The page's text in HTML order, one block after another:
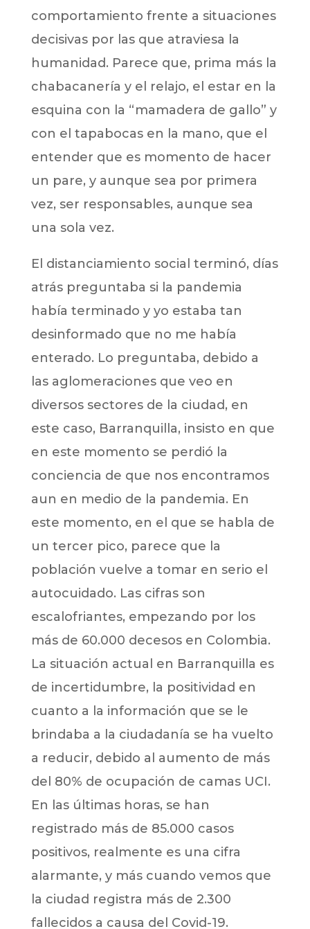
comportamiento frente a situaciones
decisivas por las que atraviesa la
humanidad. Parece que, prima más la
chabacanería y el relajo, el estar en la
esquina con la “mamadera de gallo” y
con el tapabocas en la mano, que el
entender que es momento de hacer
un pare, y aunque sea por primera
vez, ser responsables, aunque sea
una sola vez.
El distanciamiento social terminó, días
atrás preguntaba si la pandemia
había terminado y yo estaba tan
desinformado que no me había
enterado. Lo preguntaba, debido a
las aglomeraciones que veo en
diversos sectores de la ciudad, en
este caso, Barranquilla, insisto en que
en este momento se perdió la
conciencia de que nos encontramos
aun en medio de la pandemia. En
este momento, en el que se habla de
un tercer pico, parece que la
población vuelve a tomar en serio el
autocuidado. Las cifras son
escalofriantes, empezando por los
más de 60.000 decesos en Colombia.
La situación actual en Barranquilla es
de incertidumbre, la positividad en
cuanto a la información que se le
brindaba a la ciudadanía se ha vuelto
a reducir, debido al aumento de más
del 80% de ocupación de camas UCI.
En las últimas horas, se han
registrado más de 85.000 casos
positivos, realmente es una cifra
alarmante, y más cuando vemos que
la ciudad registra más de 2.300
fallecidos a causa del Covid-19.